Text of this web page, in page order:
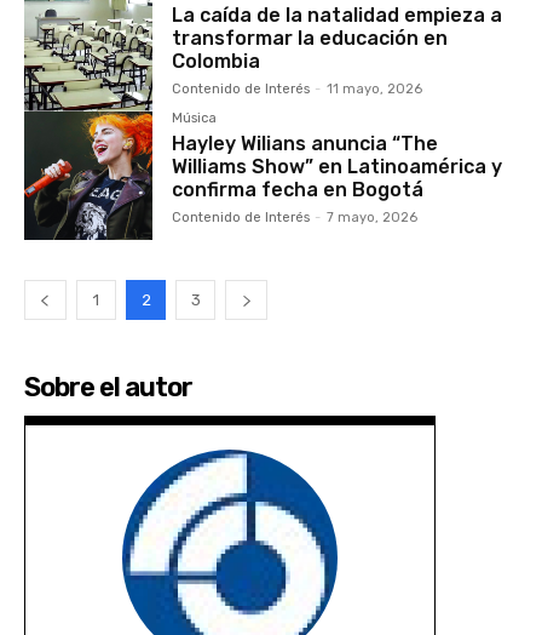
La caída de la natalidad empieza a
transformar la educación en
Colombia
Contenido de Interés - 11 mayo, 2026
Música
Hayley Wilians anuncia “The
Williams Show” en Latinoamérica y
confirma fecha en Bogotá
Contenido de Interés - 7 mayo, 2026
1 2 3
Sobre el autor